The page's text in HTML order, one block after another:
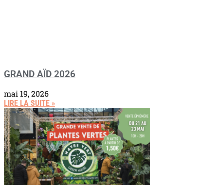
GRAND AÏD 2026
mai 19, 2026
LIRE LA SUITE »